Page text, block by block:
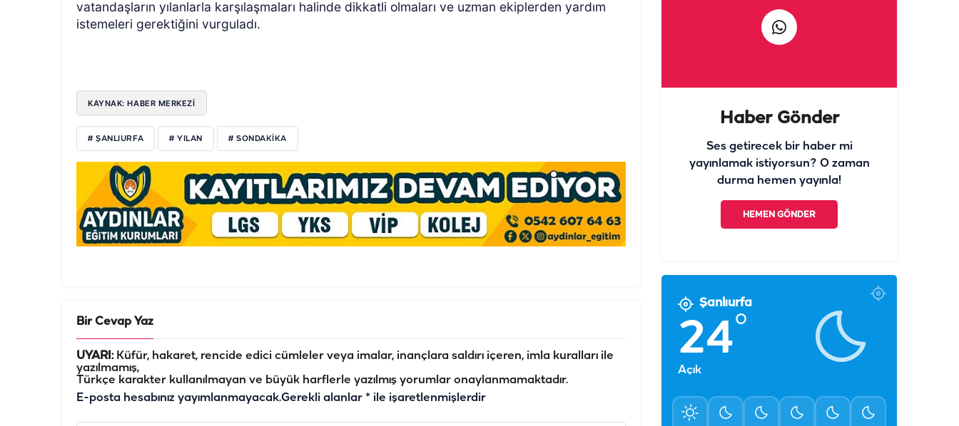
vatandaşların yılanlarla karşılaşmaları halinde dikkatli olmaları ve uzman ekiplerden yardım
istemeleri gerektiğini vurguladı.
KAYNAK: HABER MERKEZİ
# ŞANLIURFA # YILAN # SONDAKIKA
Bir Cevap Yaz
UYARI:Küfür, hakaret, rencide edici cümleler veya imalar, inançlara saldırı içeren, imla kuralları ile
yazılmamış,
Türkçe karakter kullanılmayan ve büyük harflerle yazılmış yorumlar onaylanmamaktadır.
E-posta hesabınız yayımlanmayacak.Gerekli alanlar * ile işaretlenmişlerdir
Haber Gönder
Ses getirecek bir haber mi
yayınlamak istiyorsun? O zaman
durma hemen yayınla!
HEMEN GÖNDER
Şanlıurfa
24°
Açık